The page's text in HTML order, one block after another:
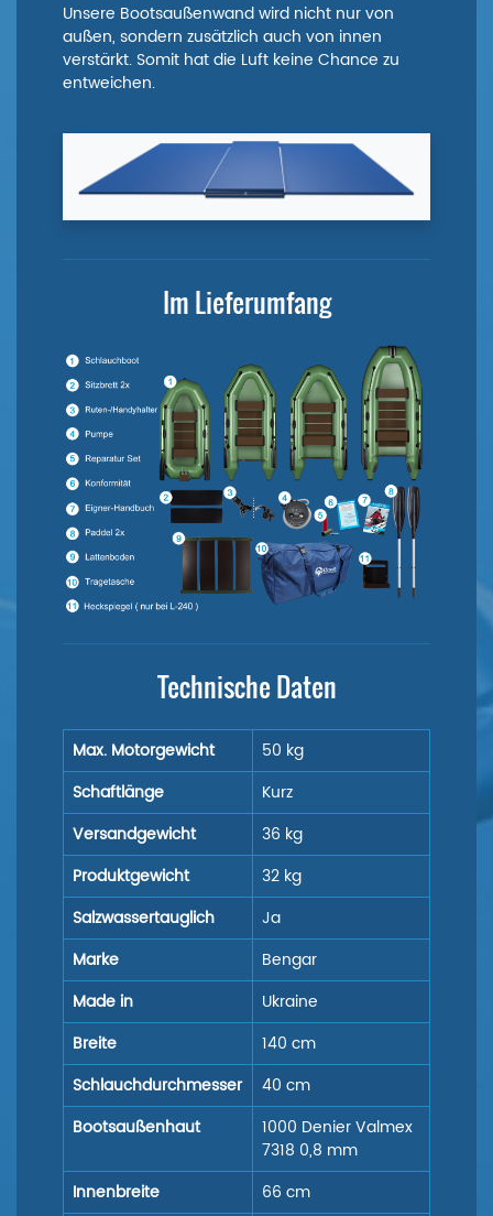
Unsere Bootsaußenwand wird nicht nur von
außen, sondern zusätzlich auch von innen
verstärkt. Somit hat die Luft keine Chance zu
entweichen.
Im Lieferumfang
Technische Daten
Max. Motorgewicht
50 kg
Schaftlänge
Kurz
Versandgewicht
36 kg
Produktgewicht
32 kg
Salzwassertauglich
Ja
Marke
Bengar
Made in
Ukraine
Breite
140 cm
Schlauchdurchmesser
40 cm
Bootsaußenhaut
1000 Denier Valmex
7318 0,8 mm
Innenbreite
66 cm